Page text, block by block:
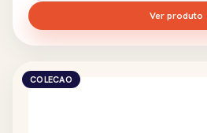
Ver produto
COLECAO